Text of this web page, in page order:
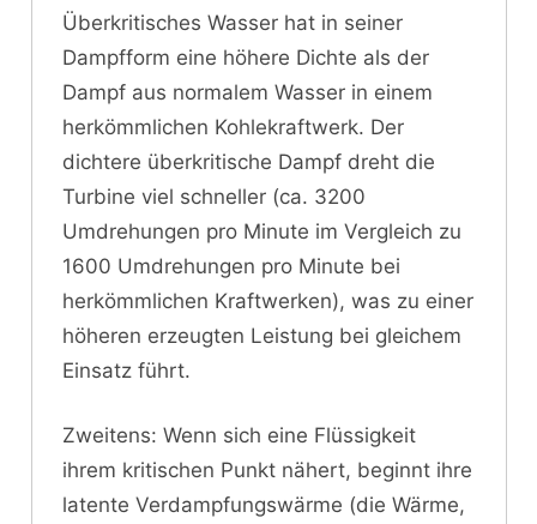
Überkritisches Wasser hat in seiner
Dampfform eine höhere Dichte als der
Dampf aus normalem Wasser in einem
herkömmlichen Kohlekraftwerk. Der
dichtere überkritische Dampf dreht die
Turbine viel schneller (ca. 3200
Umdrehungen pro Minute im Vergleich zu
1600 Umdrehungen pro Minute bei
herkömmlichen Kraftwerken), was zu einer
höheren erzeugten Leistung bei gleichem
Einsatz führt.
Zweitens: Wenn sich eine Flüssigkeit
ihrem kritischen Punkt nähert, beginnt ihre
latente Verdampfungswärme (die Wärme,